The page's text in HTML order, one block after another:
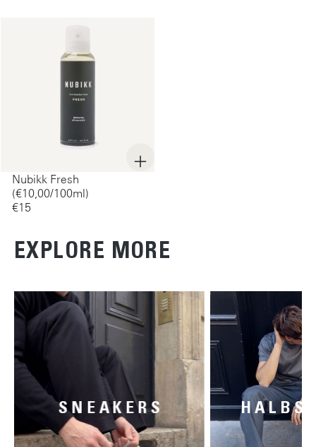
Nubikk Fresh
(€10,00/100ml)
€15‌
EXPLORE MORE
SNEAKERS